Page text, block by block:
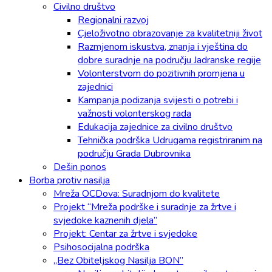
Civilno društvo
Regionalni razvoj
Cjeloživotno obrazovanje za kvalitetniji život
Razmjenom iskustva, znanja i vještina do
dobre suradnje na području Jadranske regije
Volonterstvom do pozitivnih promjena u
zajednici
Kampanja podizanja svijesti o potrebi i
važnosti volonterskog rada
Edukacija zajednice za civilno društvo
Tehnička podrška Udrugama registriranim na
području Grada Dubrovnika
Dešin ponos
Borba protiv nasilja
Mreža OCDova: Suradnjom do kvalitete
Projekt “Mreža podrške i suradnje za žrtve i
svjedoke kaznenih djela”
Projekt: Centar za žrtve i svjedoke
Psihosocijalna podrška
„Bez Obiteljskog Nasilja BON”